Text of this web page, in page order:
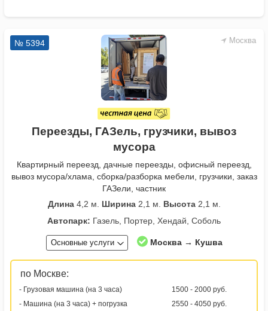
Москва
№ 5394
Переезды, ГАЗель, грузчики, вывоз
мусора
Квартирный переезд, дачные переезды, офисный переезд,
вывоз мусора/хлама, сборка/разборка мебели, грузчики, заказ
ГАЗели, частник
Длина4,2 м. Ширина2,1 м. Высота2,1 м.
Автопарк: Газель, Портер, Хендай, Соболь
Основные услуги Москва → Кушва
по Москве:
- Грузовая машина (на 3 часа)
1500 - 2000 руб.
- Машина (на 3 часа) + погрузка
2550 - 4050 руб.